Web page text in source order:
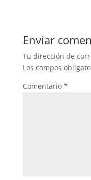
Enviar
Tu dirección de
Los campos
Comentario *